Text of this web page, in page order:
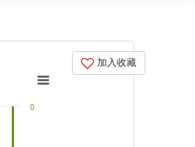
加入收藏
0